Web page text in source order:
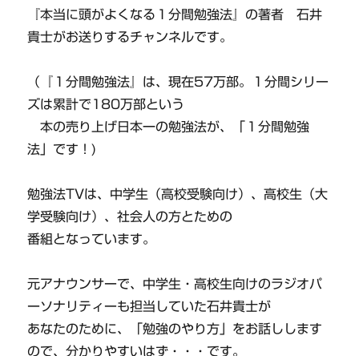
『本当に頭がよくなる１分間勉強法』の著者 石井
貴士がお送りするチャンネルです。
（『１分間勉強法』は、現在57万部。１分間シリー
ズは累計で180万部という
本の売り上げ日本一の勉強法が、「１分間勉強
法」です！)
勉強法TVは、中学生（高校受験向け）、高校生（大
学受験向け）、社会人の方とための
番組となっています。
元アナウンサーで、中学生・高校生向けのラジオパ
ーソナリティーも担当していた石井貴士が
あなたのために、「勉強のやり方」をお話しします
ので、分かりやすいはず・・・です。